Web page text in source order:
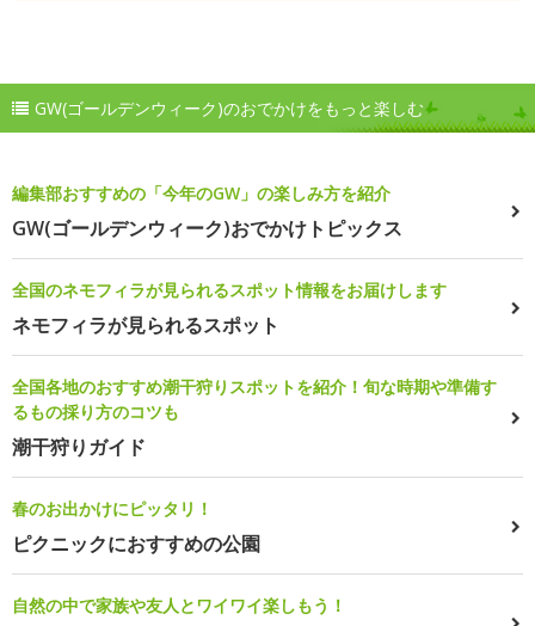
GW(ゴールデンウィーク)のおでかけをもっと楽しむ
編集部おすすめの「今年のGW」の楽しみ方を紹介
GW(ゴールデンウィーク)おでかけトピックス
全国のネモフィラが見られるスポット情報をお届けします
ネモフィラが見られるスポット
全国各地のおすすめ潮干狩りスポットを紹介！旬な時期や準備す
るもの採り方のコツも
潮干狩りガイド
春のお出かけにピッタリ！
ピクニックにおすすめの公園
自然の中で家族や友人とワイワイ楽しもう！